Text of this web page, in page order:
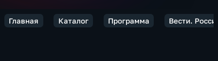
Главная Каталог Программа Вести.